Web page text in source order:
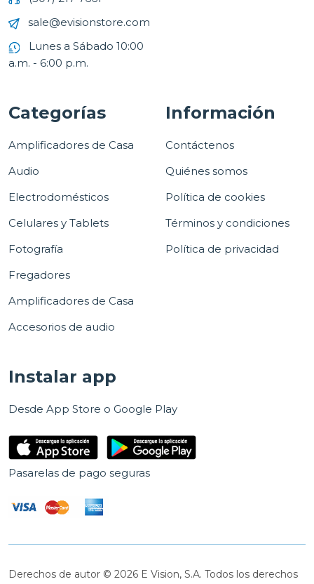
sale@evisionstore.com
Lunes a Sábado 10:00
a.m. - 6:00 p.m.
Categorías
Amplificadores de Casa
Audio
Electrodomésticos
Celulares y Tablets
Fotografía
Fregadores
Amplificadores de Casa
Accesorios de audio
Información
Contáctenos
Quiénes somos
Política de cookies
Términos y condiciones
Política de privacidad
Instalar app
Desde App Store o Google Play
Pasarelas de pago seguras
Derechos de autor © 2026 E Vision, S.A. Todos los derechos